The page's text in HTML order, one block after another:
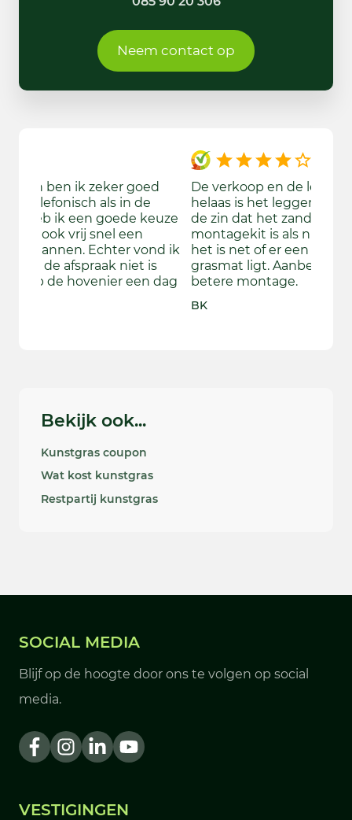
Neem contact op
De verkoop en de levering was vijf sterren
helaas is het leggen mij tegen gevallen in
de zin dat het zand niet vlak is en de
montagekit is als niet evenredig verdeeld
het is net of er een tuinslang onder de
grasmat ligt. Aanbeveling Ja mits een
betere montage.
Bekijk ook...
Kunstgras coupon
Wat kost kunstgras
Restpartij kunstgras
SOCIAL MEDIA
Blijf op de hoogte door ons te volgen op social
media.
VESTIGINGEN